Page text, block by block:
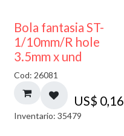
Bola fantasia ST-
1/10mm/R hole
3.5mm x und
Cod: 26081
US$ 0,16
Inventario: 35479